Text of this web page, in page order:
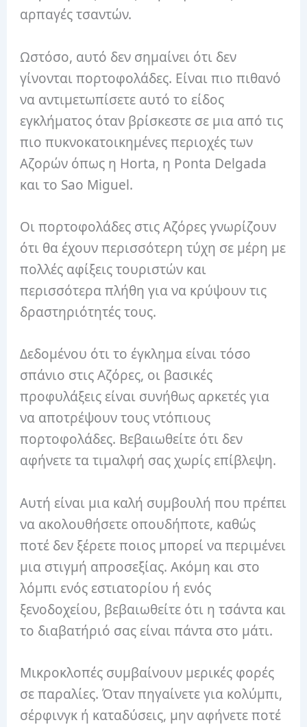
αρπαγές τσαντών.
Ωστόσο, αυτό δεν σημαίνει ότι δεν
γίνονται πορτοφολάδες. Είναι πιο πιθανό
να αντιμετωπίσετε αυτό το είδος
εγκλήματος όταν βρίσκεστε σε μια από τις
πιο πυκνοκατοικημένες περιοχές των
Αζορών όπως η Horta, η Ponta Delgada
και το Sao Miguel.
Οι πορτοφολάδες στις Αζόρες γνωρίζουν
ότι θα έχουν περισσότερη τύχη σε μέρη με
πολλές αφίξεις τουριστών και
περισσότερα πλήθη για να κρύψουν τις
δραστηριότητές τους.
Δεδομένου ότι το έγκλημα είναι τόσο
σπάνιο στις Αζόρες, οι βασικές
προφυλάξεις είναι συνήθως αρκετές για
να αποτρέψουν τους ντόπιους
πορτοφολάδες. Βεβαιωθείτε ότι δεν
αφήνετε τα τιμαλφή σας χωρίς επίβλεψη.
Αυτή είναι μια καλή συμβουλή που πρέπει
να ακολουθήσετε οπουδήποτε, καθώς
ποτέ δεν ξέρετε ποιος μπορεί να περιμένει
μια στιγμή απροσεξίας. Ακόμη και στο
λόμπι ενός εστιατορίου ή ενός
ξενοδοχείου, βεβαιωθείτε ότι η τσάντα και
το διαβατήριό σας είναι πάντα στο μάτι.
Μικροκλοπές συμβαίνουν μερικές φορές
σε παραλίες. Όταν πηγαίνετε για κολύμπι,
σέρφινγκ ή καταδύσεις, μην αφήνετε ποτέ